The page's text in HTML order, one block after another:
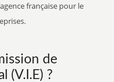
française pour le
de
(V.I.E) ?